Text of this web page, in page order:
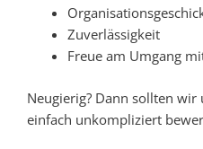
Zuverlässigkeit
Freue am Umgang
Neugierig? Dann sollten
einfach unkompliziert